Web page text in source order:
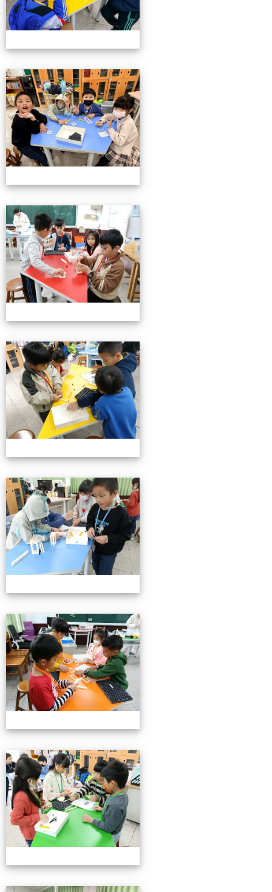
小小機關工程師育樂營
小小機關工程師育樂營
小小機關工程師育樂營
小小機關工程師育樂營
小小機關工程師育樂營
小小機關工程師育樂營